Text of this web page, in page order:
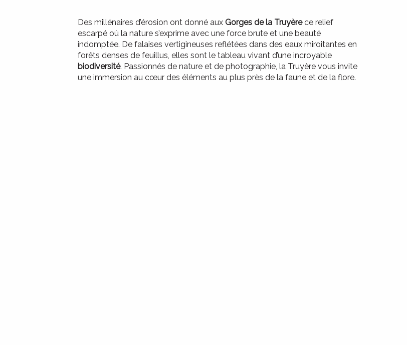
Des millénaires d’érosion ont donné aux Gorges de la Truyèrece relief
escarpé où la nature s’exprime avec une force brute et une beauté
indomptée. De falaises vertigineuses reflétées dans des eaux miroitantes en
forêts denses de feuillus, elles sont le tableau vivant d’une incroyable
biodiversité. Passionnés de nature et de photographie, la Truyère vous invite
une immersion au cœur des éléments au plus près de la faune et de la flore.